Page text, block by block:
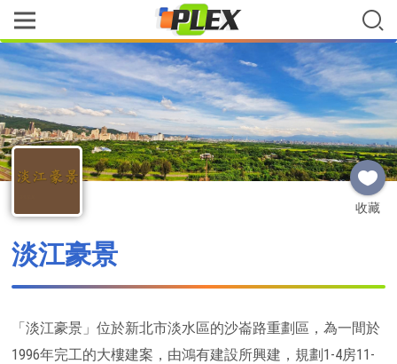
收藏
淡江豪景
「淡江豪景」位於新北市淡水區的沙崙路重劃區，為一間於
1996年完工的大樓建案，由鴻有建設所興建，規劃1-4房11-